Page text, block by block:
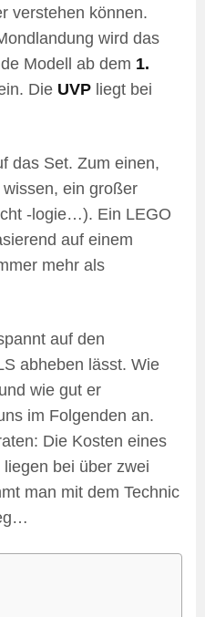
verstehen können.
wird das
Modell ab dem 1.
Die UVP liegt bei
das Set. Zum einen,
ein großer
-logie…). Ein LEGO
auf einem
mehr als
auf den
abheben lässt. Wie
wie gut er
im Folgenden an.
Die Kosten eines
bei über zwei
man mit dem Technic